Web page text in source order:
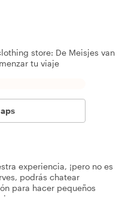
store: De Meisjes van
tu viaje
experiencia, ¡pero no es
podrás chatear
para hacer pequeños